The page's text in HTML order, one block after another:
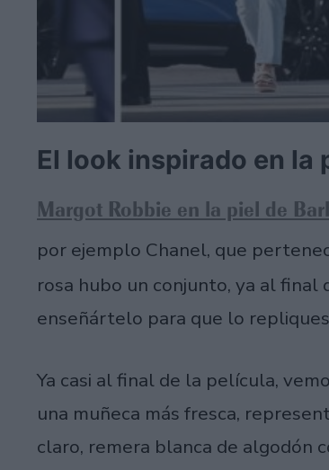
El look inspirado en la
Margot Robbie en la piel de
por ejemplo Chanel, que
rosa hubo un conjunto, ya al
enseñártelo para que lo
Ya casi al final de la película,
una muñeca más fresca,
claro, remera blanca de algodón